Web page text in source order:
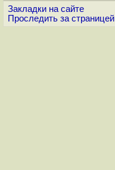
Закладки на сайте
Проследить за страницей